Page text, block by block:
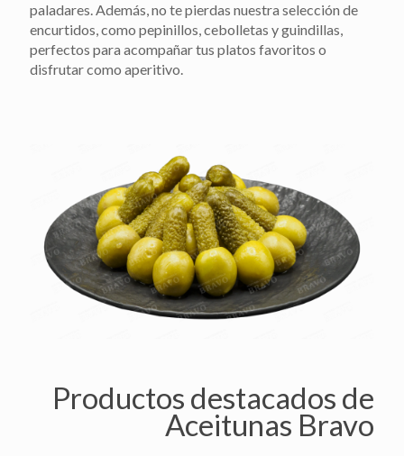
paladares. Además, no te pierdas nuestra selección de
encurtidos, como pepinillos, cebolletas y guindillas,
perfectos para acompañar tus platos favoritos o
disfrutar como aperitivo.
Productos destacados de
Aceitunas Bravo